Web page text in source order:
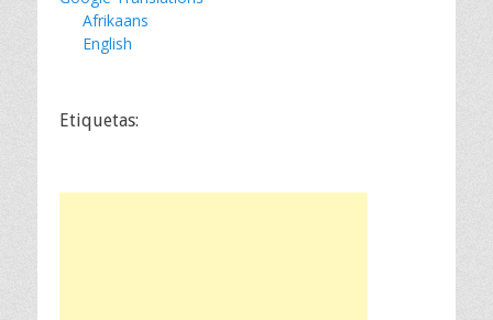
Afrikaans
English
Etiquetas: